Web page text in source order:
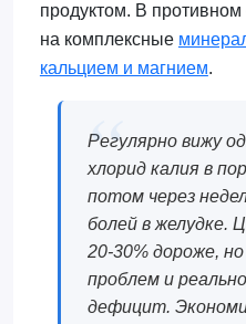
продуктом. В
на комплексные
кальцием и магнием.
Регулярно вижу
хлорид калия в
потом через
болей в желудке.
20-30% дороже,
проблем и
дефицит.